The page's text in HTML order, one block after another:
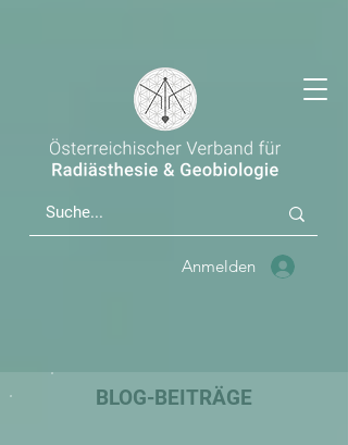
Anmelden
BLOG-BEITRÄGE